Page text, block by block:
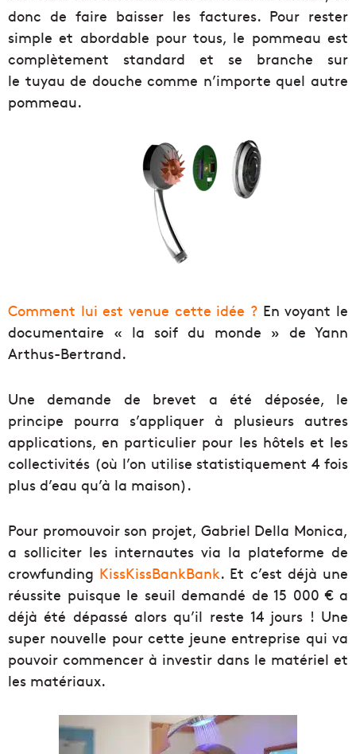
donc de faire baisser les factures. Pour rester
simple et abordable pour tous, le pommeau est
complètement standard et se branche sur
le tuyau de douche comme n’importe quel autre
pommeau.
Comment lui est venue cette idée ? En voyant le
documentaire « la soif du monde » de Yann
Arthus-Bertrand.
Une demande de brevet a été déposée, le
principe pourra s’appliquer à plusieurs autres
applications, en particulier pour les hôtels et les
collectivités (où l’on utilise statistiquement 4 fois
plus d’eau qu’à la maison).
Pour promouvoir son projet, Gabriel Della Monica,
a solliciter les internautes via la plateforme de
crowfunding KissKissBankBank. Et c’est déjà une
réussite puisque le seuil demandé de 15 000 € a
déjà été dépassé alors qu’il reste 14 jours ! Une
super nouvelle pour cette jeune entreprise qui va
pouvoir commencer à investir dans le matériel et
les matériaux.